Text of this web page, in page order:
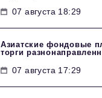
07 августа 18:29
Азиатские фондовые
торги
07 августа 17:29